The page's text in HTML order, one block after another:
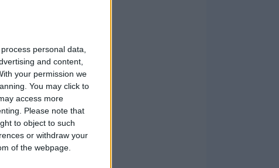
personal data,
and content,
your permission we
You may click to
access more
Please note that
to object to such
or withdraw your
of the webpage.